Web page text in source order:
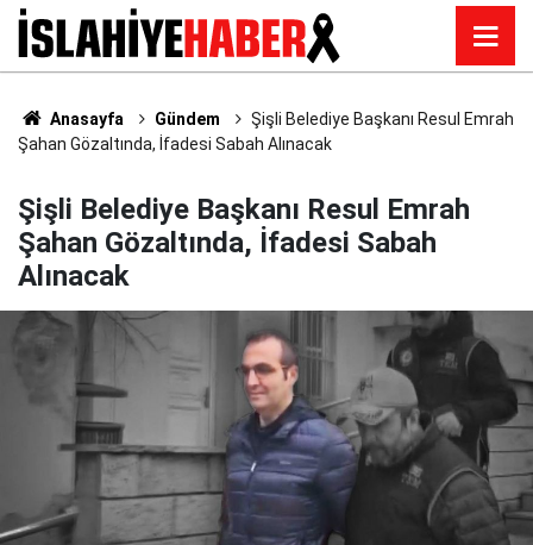
Anasayfa Gündem
Şişli Belediye Başkanı Resul Emrah
Şahan Gözaltında, İfadesi Sabah Alınacak
Şişli Belediye Başkanı Resul Emrah
Şahan Gözaltında, İfadesi Sabah
Alınacak